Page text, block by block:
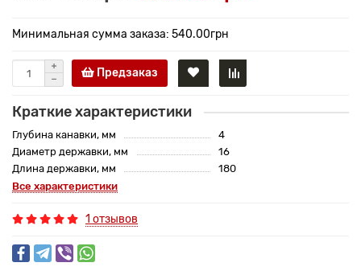
Минимальная сумма заказа: 540.00грн
Предзаказ
Краткие характеристики
Глубина канавки, мм
4
Диаметр державки, мм
16
Длина державки, мм
180
Все характеристики
1 отзывов